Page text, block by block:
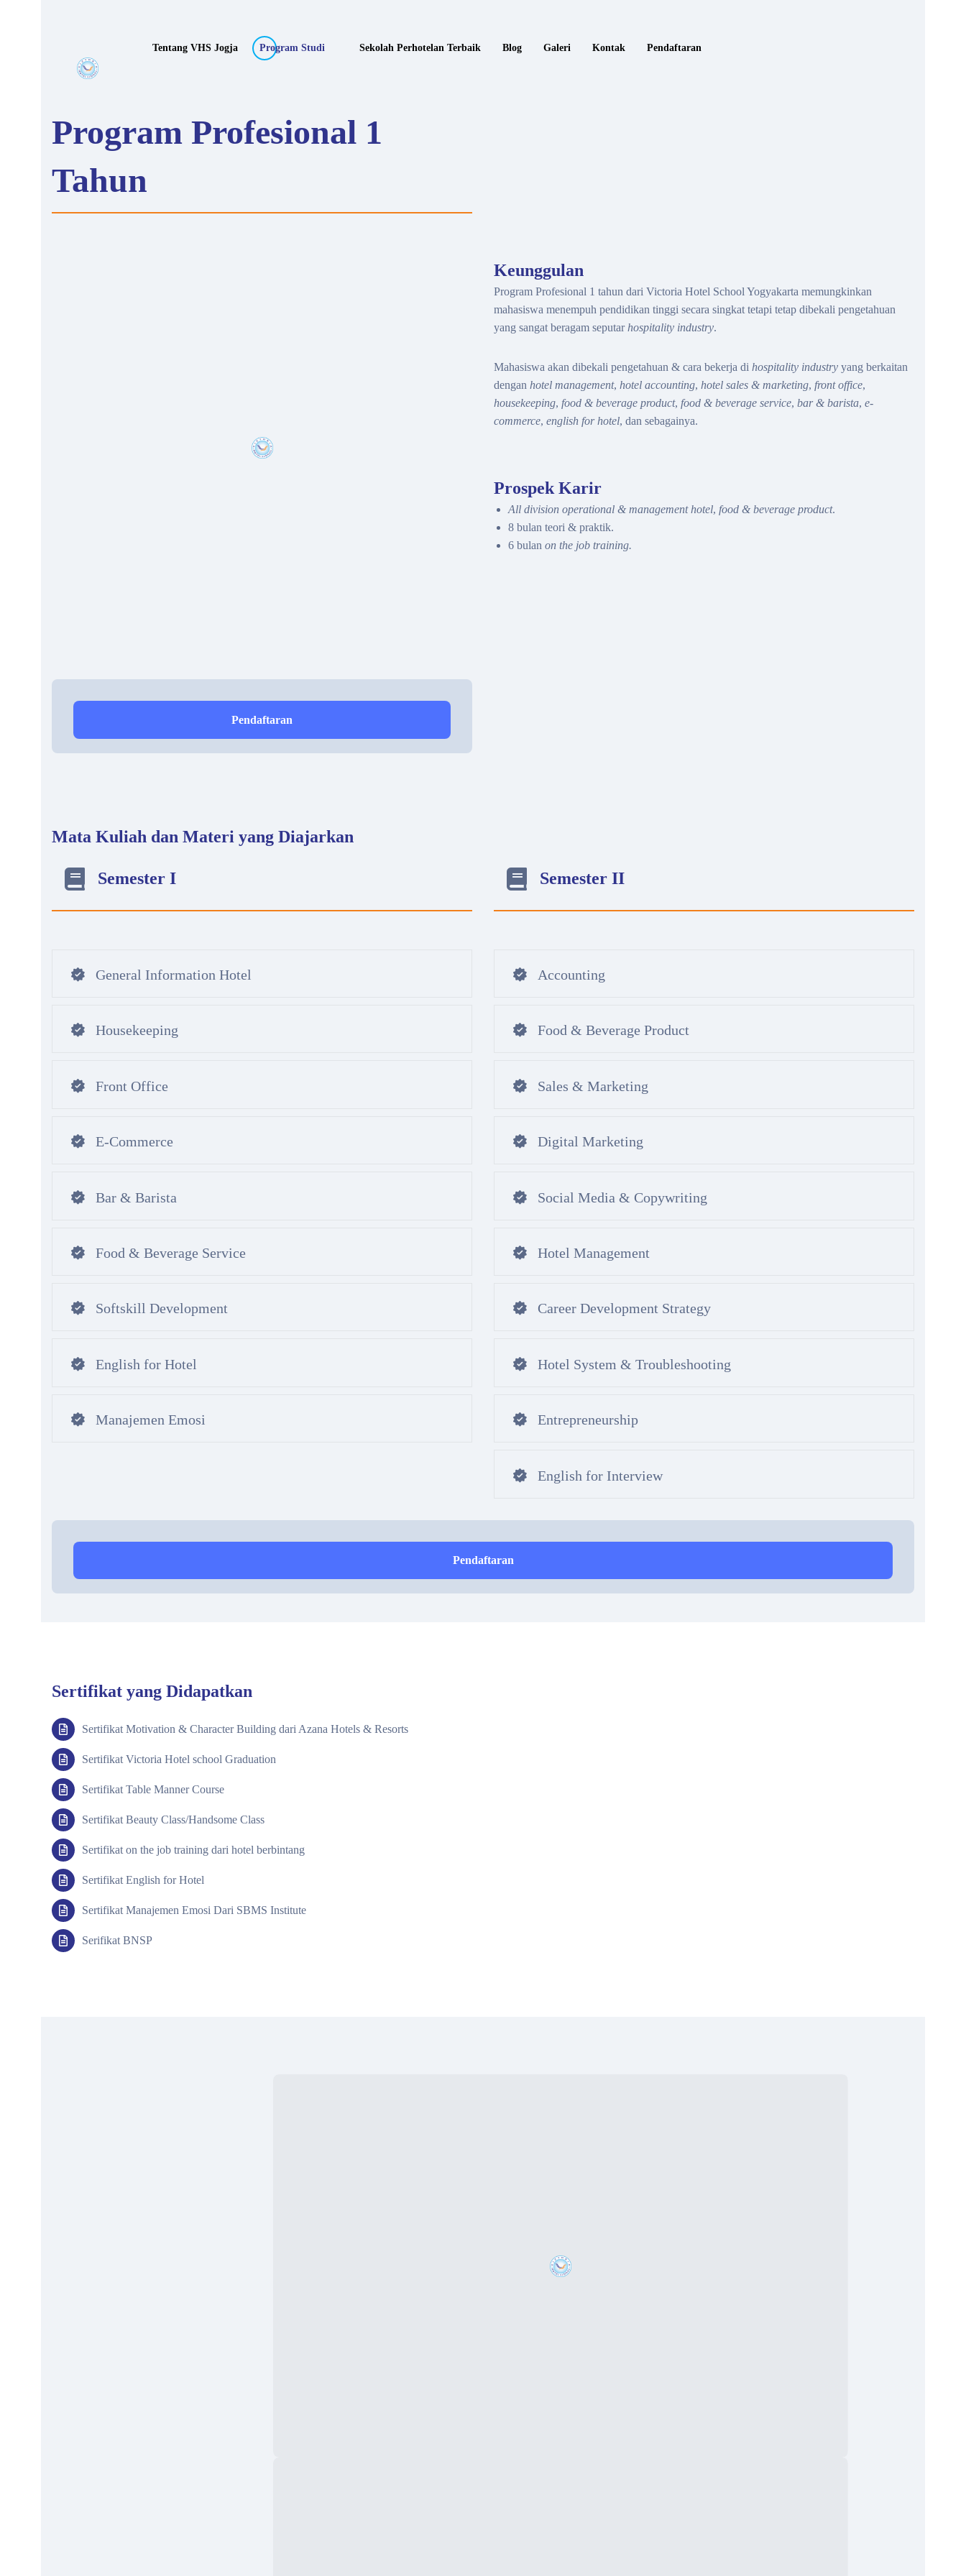
Tentang VHS Jogja Program Studi Sekolah Perhotelan Terbaik Blog Galeri Kontak Pendaftaran
Program Profesional 1
Tahun
Pendaftaran
Keunggulan
Program Profesional 1 tahun dari Victoria Hotel School Yogyakarta memungkinkan
mahasiswa menempuh pendidikan tinggi secara singkat tetapi tetap dibekali pengetahuan
yang sangat beragam seputarhospitality industry.
Mahasiswa akan dibekali pengetahuan & cara bekerja di hospitality industry yang berkaitan
dengan hotel management, hotel accounting, hotel sales & marketing, front office,
housekeeping, food & beverage product, food & beverage service, bar & barista, e-
commerce, english for hotel, dan sebagainya.
Prospek Karir
All division operational & management hotel, food & beverage product.
8 bulan teori & praktik.
6 bulan on the job training.
Mata Kuliah dan Materi yang Diajarkan
Semester I
General Information Hotel
Housekeeping
Front Office
E-Commerce
Bar & Barista
Food & Beverage Service
Softskill Development
English for Hotel
Manajemen Emosi
Semester II
Accounting
Food & Beverage Product
Sales & Marketing
Digital Marketing
Social Media & Copywriting
Hotel Management
Career Development Strategy
Hotel System & Troubleshooting
Entrepreneurship
English for Interview
Pendaftaran
Sertifikat yang Didapatkan
Sertifikat Motivation & Character Building dari Azana Hotels & Resorts
Sertifikat Victoria Hotel school Graduation
Sertifikat Table Manner Course
Sertifikat Beauty Class/Handsome Class
Sertifikat on the job training dari hotel berbintang
Sertifikat English for Hotel
Sertifikat Manajemen Emosi Dari SBMS Institute
Serifikat BNSP